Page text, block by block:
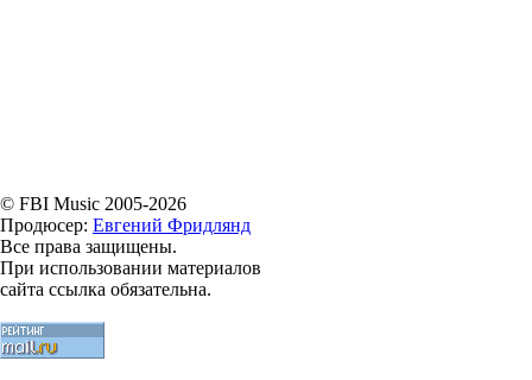
© FBI Music 2005-2026
Продюсер: Евгений Фридлянд
Все права защищены.
При использовании материалов
сайта ссылка обязательна.